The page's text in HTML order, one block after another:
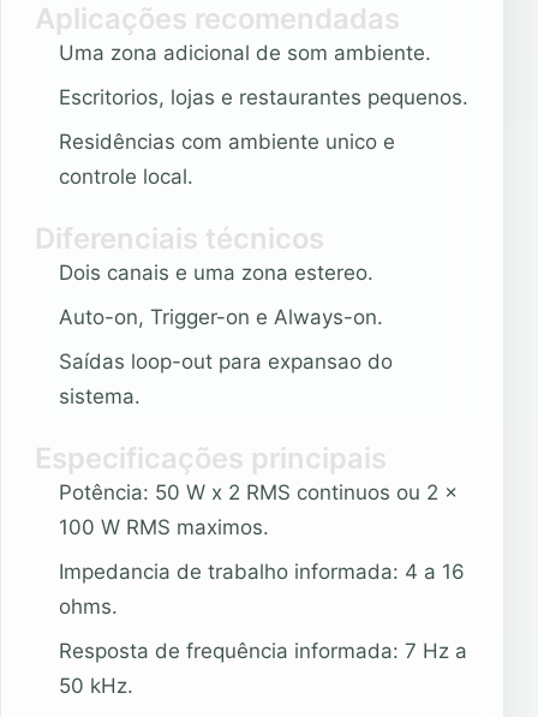
Aplicações recomendadas
Uma zona adicional de som ambiente.
Escritorios, lojas e restaurantes pequenos.
Residências com ambiente unico e
controle local.
Diferenciais técnicos
Dois canais e uma zona estereo.
Auto-on, Trigger-on e Always-on.
Saídas loop-out para expansao do
sistema.
Especificações principais
Potência: 50 W x 2 RMS continuos ou 2 x
100 W RMS maximos.
Impedancia de trabalho informada: 4 a 16
ohms.
Resposta de frequência informada: 7 Hz a
50 kHz.